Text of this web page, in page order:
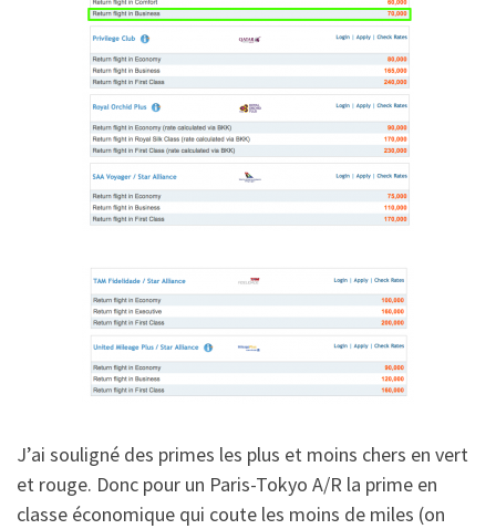
J’ai souligné des primes les plus et moins chers en vert
et rouge. Donc pour un Paris-Tokyo A/R la prime en
classe économique qui coute les moins de miles (on